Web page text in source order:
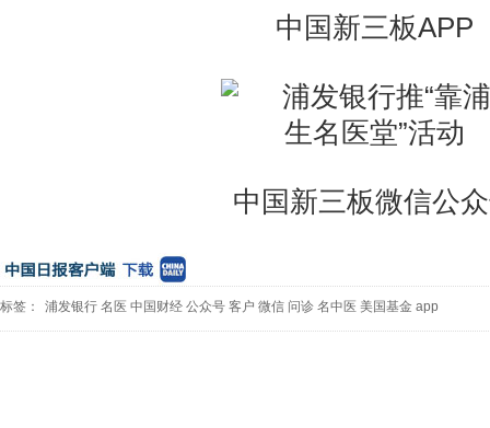
中国新三板APP
中国新三板微信公
标签： 浦发银行 名医 中国财经 公众号 客户 微信 问诊 名中医 美国基金 app